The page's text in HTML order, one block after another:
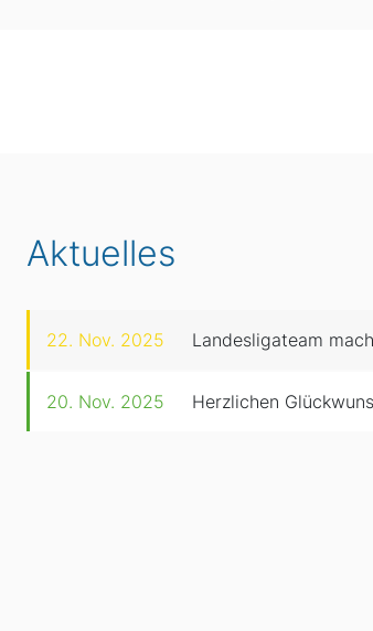
Aktuelles
22. Nov. 2025 Landesligateam
20. Nov. 2025 Herzlichen